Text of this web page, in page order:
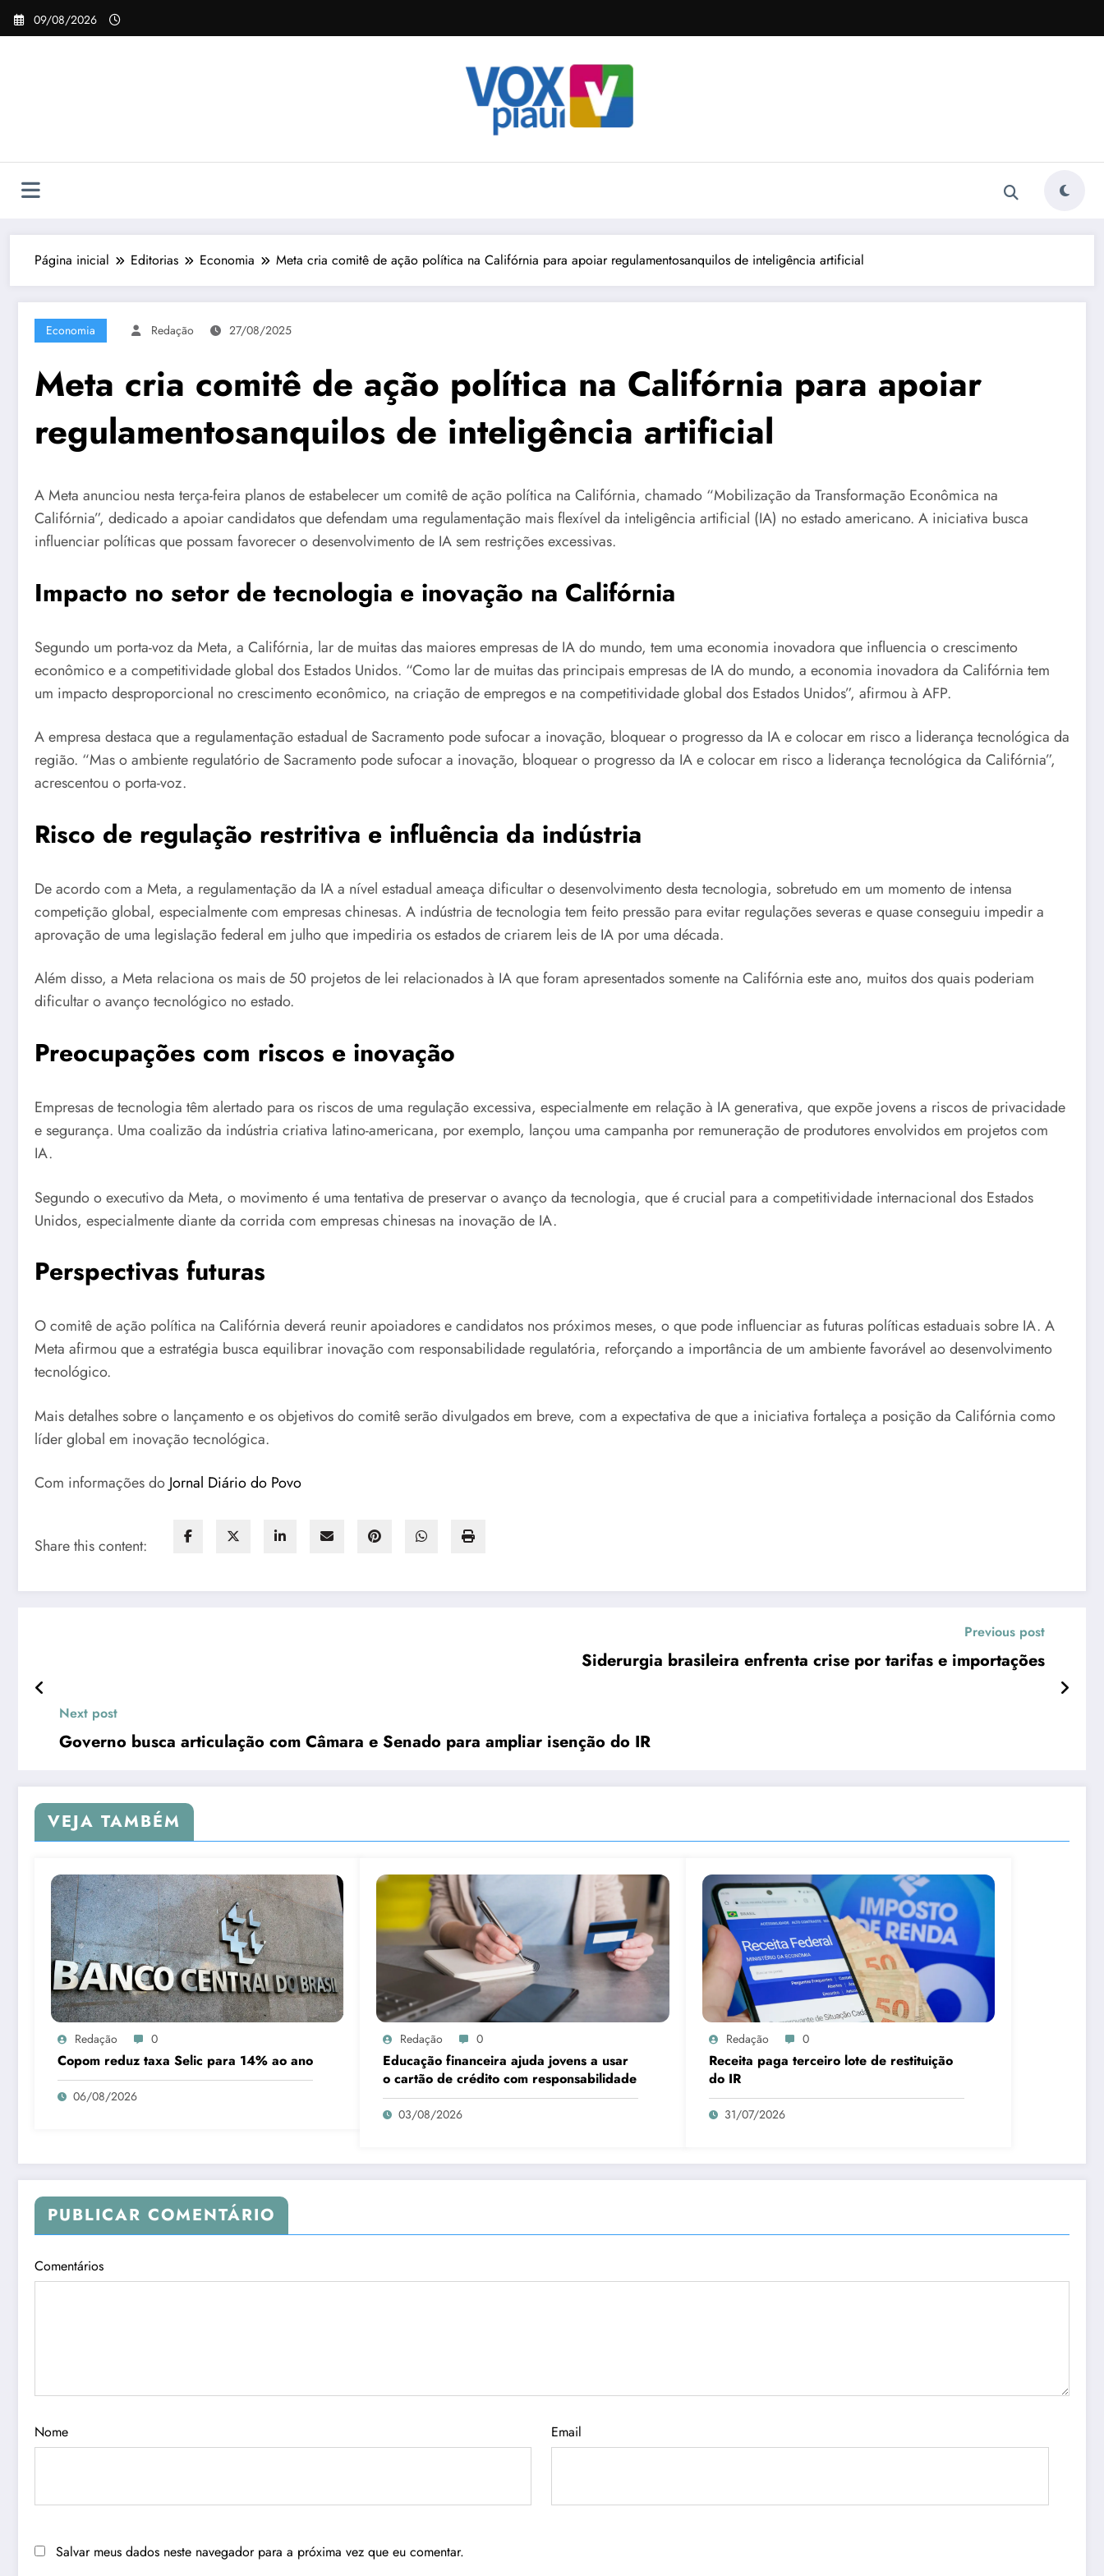
Pular
para
09/08/2026
Página inicial Editorias Economia Meta cria comitê de ação política na Califórnia para apoiar regulamentosanquilos de inteligência artificial
Economia Redação 27/08/2025
Meta cria comitê de ação política na Califórnia para apoiar
regulamentosanquilos de inteligência artificial
A Meta anunciou nesta terça-feira planos de estabelecer um comitê de ação política na Califórnia, chamado “Mobilização da Transformação Econômica na
Califórnia”, dedicado a apoiar candidatos que defendam uma regulamentação mais flexível da inteligência artificial (IA) no estado americano. A iniciativa busca
influenciar políticas que possam favorecer o desenvolvimento de IA sem restrições excessivas.
Impacto no setor de tecnologia e inovação na Califórnia
Segundo um porta-voz da Meta, a Califórnia, lar de muitas das maiores empresas de IA do mundo, tem uma economia inovadora que influencia o crescimento
econômico e a competitividade global dos Estados Unidos. “Como lar de muitas das principais empresas de IA do mundo, a economia inovadora da Califórnia tem
um impacto desproporcional no crescimento econômico, na criação de empregos e na competitividade global dos Estados Unidos”, afirmou à AFP.
A empresa destaca que a regulamentação estadual de Sacramento pode sufocar a inovação, bloquear o progresso da IA e colocar em risco a liderança tecnológica da
região. “Mas o ambiente regulatório de Sacramento pode sufocar a inovação, bloquear o progresso da IA e colocar em risco a liderança tecnológica da Califórnia”,
acrescentou o porta-voz.
Risco de regulação restritiva e influência da indústria
De acordo com a Meta, a regulamentação da IA a nível estadual ameaça dificultar o desenvolvimento desta tecnologia, sobretudo em um momento de intensa
competição global, especialmente com empresas chinesas. A indústria de tecnologia tem feito pressão para evitar regulações severas e quase conseguiu impedir a
aprovação de uma legislação federal em julho que impediria os estados de criarem leis de IA por uma década.
Além disso, a Meta relaciona os mais de 50 projetos de lei relacionados à IA que foram apresentados somente na Califórnia este ano, muitos dos quais poderiam
dificultar o avanço tecnológico no estado.
Preocupações com riscos e inovação
Empresas de tecnologia têm alertado para os riscos de uma regulação excessiva, especialmente em relação à IA generativa, que expõe jovens a riscos de privacidade
e segurança. Uma coalizão da indústria criativa latino-americana, por exemplo, lançou uma campanha por remuneração de produtores envolvidos em projetos com
IA.
Segundo o executivo da Meta, o movimento é uma tentativa de preservar o avanço da tecnologia, que é crucial para a competitividade internacional dos Estados
Unidos, especialmente diante da corrida com empresas chinesas na inovação de IA.
Perspectivas futuras
O comitê de ação política na Califórnia deverá reunir apoiadores e candidatos nos próximos meses, o que pode influenciar as futuras políticas estaduais sobre IA. A
Meta afirmou que a estratégia busca equilibrar inovação com responsabilidade regulatória, reforçando a importância de um ambiente favorável ao desenvolvimento
tecnológico.
Mais detalhes sobre o lançamento e os objetivos do comitê serão divulgados em breve, com a expectativa de que a iniciativa fortaleça a posição da Califórnia como
líder global em inovação tecnológica.
Com informações do Jornal Diário do Povo
Share this content:
Previous post
Siderurgia brasileira enfrenta crise por tarifas e importações
Next post
Governo busca articulação com Câmara e Senado para ampliar isenção do IR
VEJA TAMBÉM
Redação 0
Copom reduz taxa Selic para 14% ao ano
06/08/2026
Redação 0
Educação financeira ajuda jovens a usar
o cartão de crédito com responsabilidade
03/08/2026
Redação 0
Receita paga terceiro lote de restituição
do IR
31/07/2026
PUBLICAR COMENTÁRIO
Comentários
Nome Email
Salvar meus dados neste navegador para a próxima vez que eu comentar.